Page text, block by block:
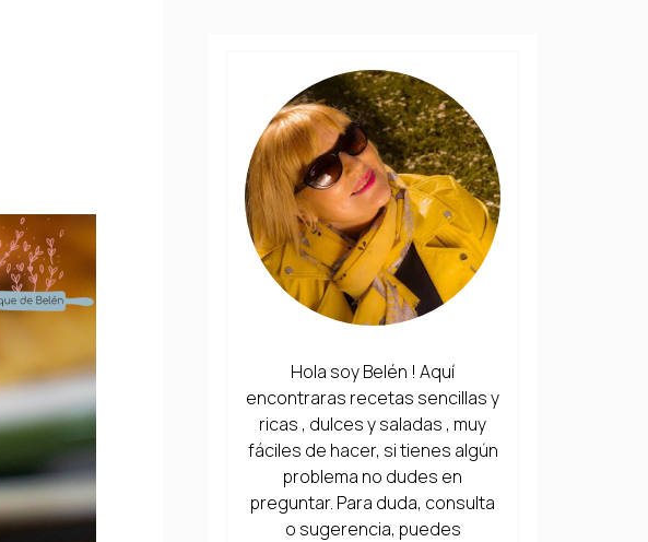
Hola soy Belén ! Aquí
encontraras recetas sencillas y
ricas , dulces y saladas , muy
fáciles de hacer, si tienes algún
problema no dudes en
preguntar. Para duda, consulta
o sugerencia, puedes